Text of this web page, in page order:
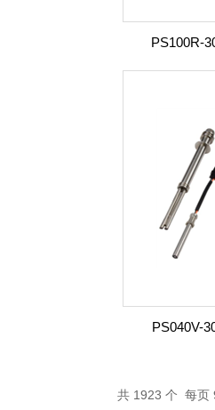
PS100R-
PS040V-
共 1923 个 每